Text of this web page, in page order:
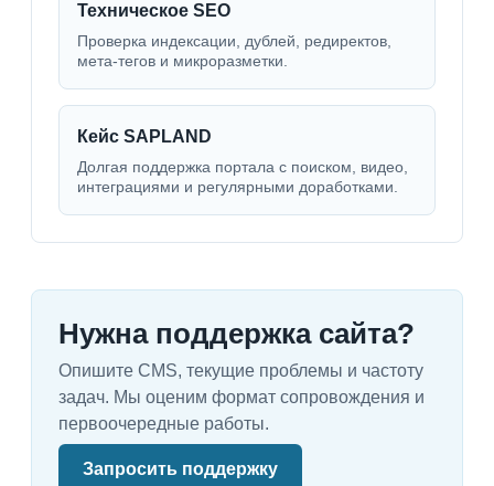
Техническое SEO
Проверка индексации, дублей, редиректов,
мета-тегов и микроразметки.
Кейс SAPLAND
Долгая поддержка портала с поиском, видео,
интеграциями и регулярными доработками.
Нужна поддержка сайта?
Опишите CMS, текущие проблемы и частоту
задач. Мы оценим формат сопровождения и
первоочередные работы.
Запросить поддержку